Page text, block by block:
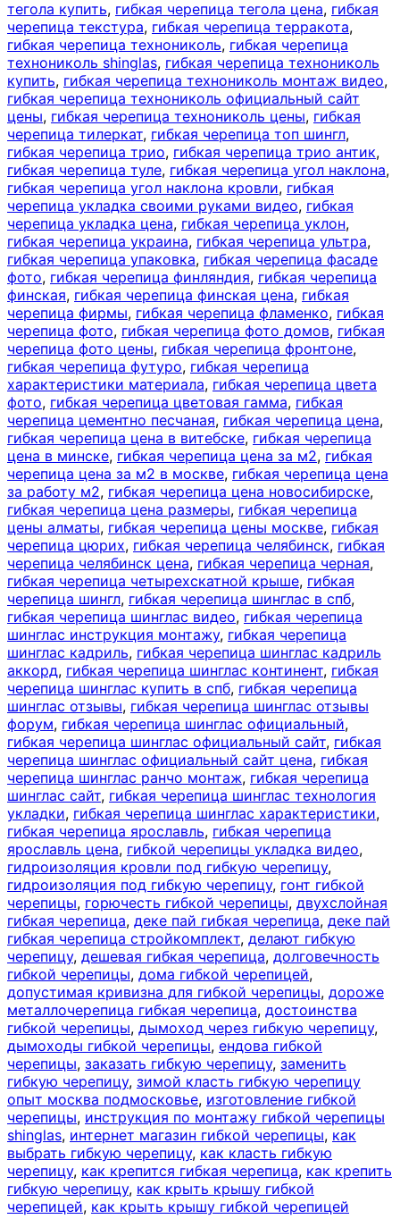
тегола купить, гибкая черепица тегола цена, гибкая
черепица текстура, гибкая черепица терракота,
гибкая черепица технониколь, гибкая черепица
технониколь shinglas, гибкая черепица технониколь
купить, гибкая черепица технониколь монтаж видео,
гибкая черепица технониколь официальный сайт
цены, гибкая черепица технониколь цены, гибкая
черепица тилеркат, гибкая черепица топ шингл,
гибкая черепица трио, гибкая черепица трио антик,
гибкая черепица туле, гибкая черепица угол наклона,
гибкая черепица угол наклона кровли, гибкая
черепица укладка своими руками видео, гибкая
черепица укладка цена, гибкая черепица уклон,
гибкая черепица украина, гибкая черепица ультра,
гибкая черепица упаковка, гибкая черепица фасаде
фото, гибкая черепица финляндия, гибкая черепица
финская, гибкая черепица финская цена, гибкая
черепица фирмы, гибкая черепица фламенко, гибкая
черепица фото, гибкая черепица фото домов, гибкая
черепица фото цены, гибкая черепица фронтоне,
гибкая черепица футуро, гибкая черепица
характеристики материала, гибкая черепица цвета
фото, гибкая черепица цветовая гамма, гибкая
черепица цементно песчаная, гибкая черепица цена,
гибкая черепица цена в витебске, гибкая черепица
цена в минске, гибкая черепица цена за м2, гибкая
черепица цена за м2 в москве, гибкая черепица цена
за работу м2, гибкая черепица цена новосибирске,
гибкая черепица цена размеры, гибкая черепица
цены алматы, гибкая черепица цены москве, гибкая
черепица цюрих, гибкая черепица челябинск, гибкая
черепица челябинск цена, гибкая черепица черная,
гибкая черепица четырехскатной крыше, гибкая
черепица шингл, гибкая черепица шинглас в спб,
гибкая черепица шинглас видео, гибкая черепица
шинглас инструкция монтажу, гибкая черепица
шинглас кадриль, гибкая черепица шинглас кадриль
аккорд, гибкая черепица шинглас континент, гибкая
черепица шинглас купить в спб, гибкая черепица
шинглас отзывы, гибкая черепица шинглас отзывы
форум, гибкая черепица шинглас официальный,
гибкая черепица шинглас официальный сайт, гибкая
черепица шинглас официальный сайт цена, гибкая
черепица шинглас ранчо монтаж, гибкая черепица
шинглас сайт, гибкая черепица шинглас технология
укладки, гибкая черепица шинглас характеристики,
гибкая черепица ярославль, гибкая черепица
ярославль цена, гибкой черепицы укладка видео,
гидроизоляция кровли под гибкую черепицу,
гидроизоляция под гибкую черепицу, гонт гибкой
черепицы, горючесть гибкой черепицы, двухслойная
гибкая черепица, деке пай гибкая черепица, деке пай
гибкая черепица стройкомплект, делают гибкую
черепицу, дешевая гибкая черепица, долговечность
гибкой черепицы, дома гибкой черепицей,
допустимая кривизна для гибкой черепицы, дороже
металлочерепица гибкая черепица, достоинства
гибкой черепицы, дымоход через гибкую черепицу,
дымоходы гибкой черепицы, ендова гибкой
черепицы, заказать гибкую черепицу, заменить
гибкую черепицу, зимой класть гибкую черепицу
опыт москва подмосковье, изготовление гибкой
черепицы, инструкция по монтажу гибкой черепицы
shinglas, интернет магазин гибкой черепицы, как
выбрать гибкую черепицу, как класть гибкую
черепицу, как крепится гибкая черепица, как крепить
гибкую черепицу, как крыть крышу гибкой
черепицей, как крыть крышу гибкой черепицей